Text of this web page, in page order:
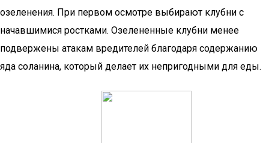
озеленения. При первом осмотре выбирают клубни с
начавшимися ростками. Озелененные клубни менее
подвержены атакам вредителей благодаря содержанию
яда соланина, который делает их непригодными для еды.